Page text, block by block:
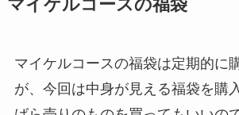
マイケルコースの福袋
マイケルコースの福袋は定期的に
が、今回は中身が見える福袋を購